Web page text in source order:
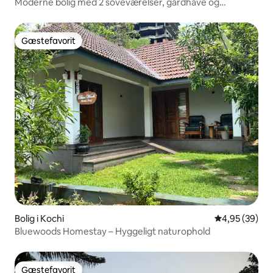
Gæstefavorit
Gæstefavorit
Bolig i Kochi 4,95 ud af 5 i
4,95 (39)
Bluewoods Homestay – Hyggeligt naturophold
Gæstefavorit